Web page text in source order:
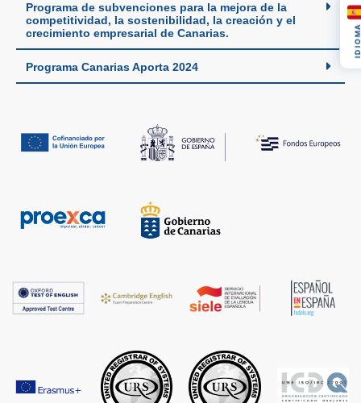
Programa de subvenciones para la mejora de la
competitividad, la sostenibilidad, la creación y el
crecimiento empresarial de Canarias.
Programa Canarias Aporta 2024
IDIOMA